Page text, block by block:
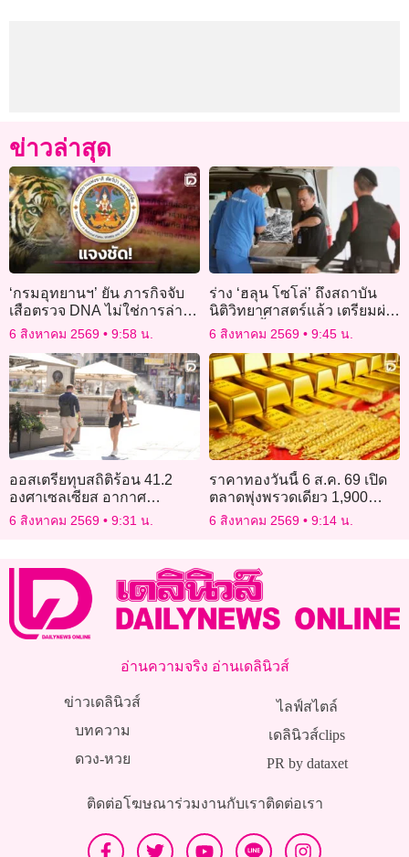
ข่าวล่าสุด
‘กรมอุทยานฯ’ ยัน ภารกิจจับ
เสือตรวจ DNA ไม่ใช่การล่า
เสือ เพียงแค่หาสาเหตุของ
6 สิงหาคม 2569 9:58 น.
ร่าง ‘ฮลุน โซโล่’ ถึงสถาบัน
นิติวิทยาศาสตร์แล้ว เตรียมผ่า
ชันสูตรซ้ำ รอผลตรวจ-ข้อมูล
6 สิงหาคม 2569 9:45 น.
ออสเตรียทุบสถิติร้อน 41.2
องศาเซลเซียส อากาศ
แปรปรวนทำฝนน้อยผิดปกติ
6 สิงหาคม 2569 9:31 น.
ราคาทองวันนี้ 6 ส.ค. 69 เปิด
ตลาดพุ่งพรวดเดียว 1,900
บาท
6 สิงหาคม 2569 9:14 น.
อ่านความจริง อ่านเดลินิวส์
ข่าวเดลินิวส์
บทความ
ดวง-หวย
ไลฟ์สไตล์
เดลินิวส์clips
PR by dataxet
ติดต่อโฆษณาร่วมงานกับเราติดต่อเรา